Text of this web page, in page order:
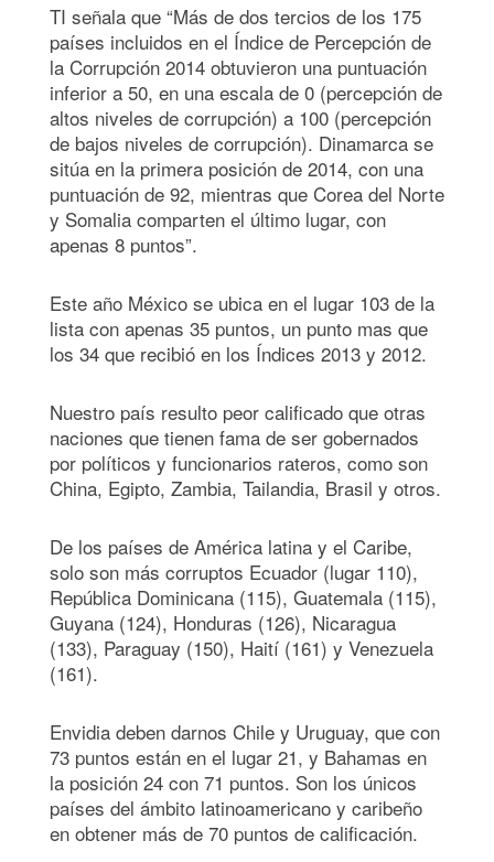
TI señala que “Más de dos tercios de los 175
países incluidos en el Índice de Percepción de
la Corrupción 2014 obtuvieron una puntuación
inferior a 50, en una escala de 0 (percepción de
altos niveles de corrupción) a 100 (percepción
de bajos niveles de corrupción). Dinamarca se
sitúa en la primera posición de 2014, con una
puntuación de 92, mientras que Corea del Norte
y Somalia comparten el último lugar, con
apenas 8 puntos”.
Este año México se ubica en el lugar 103 de la
lista con apenas 35 puntos, un punto mas que
los 34 que recibió en los Índices 2013 y 2012.
Nuestro país resulto peor calificado que otras
naciones que tienen fama de ser gobernados
por políticos y funcionarios rateros, como son
China, Egipto, Zambia, Tailandia, Brasil y otros.
De los países de América latina y el Caribe,
solo son más corruptos Ecuador (lugar 110),
República Dominicana (115), Guatemala (115),
Guyana (124), Honduras (126), Nicaragua
(133), Paraguay (150), Haití (161) y Venezuela
(161).
Envidia deben darnos Chile y Uruguay, que con
73 puntos están en el lugar 21, y Bahamas en
la posición 24 con 71 puntos. Son los únicos
países del ámbito latinoamericano y caribeño
en obtener más de 70 puntos de calificación.